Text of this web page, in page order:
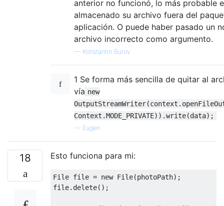
anterior no funcionó, lo más probable
almacenado su archivo fuera del
aplicación. O puede haber pasado un
archivo incorrecto como argumento.
— Konstantin Burov
1 Se forma más sencilla de quitar al
vía new
Context.MODE_PRIVATE)).write(data);
— Eugen
18 Esto funciona para mi:
File file = new File(photoPath);
file. delete();